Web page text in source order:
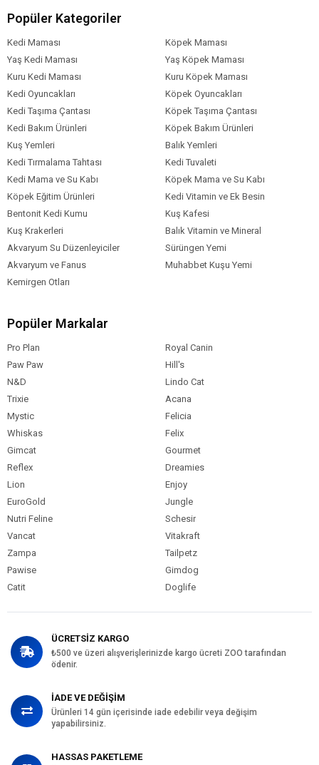
Kedi Irk Özelliği Tümüne Uygun
Popüler Kategoriler
Kedi Maması
Köpek Maması
Yaş Kedi Maması
Yaş Köpek Maması
Kuru Kedi Maması
Kuru Köpek Maması
Kedi Oyuncakları
Köpek Oyuncakları
Kedi Taşıma Çantası
Köpek Taşıma Çantası
Kedi Bakım Ürünleri
Köpek Bakım Ürünleri
Kuş Yemleri
Balık Yemleri
Kedi Tırmalama Tahtası
Kedi Tuvaleti
Kedi Mama ve Su Kabı
Köpek Mama ve Su Kabı
Köpek Eğitim Ürünleri
Kedi Vitamin ve Ek Besin
Bentonit Kedi Kumu
Kuş Kafesi
Kuş Krakerleri
Balık Vitamin ve Mineral
Akvaryum Su Düzenleyiciler
Sürüngen Yemi
Akvaryum ve Fanus
Muhabbet Kuşu Yemi
Kemirgen Otları
Popüler Markalar
Pro Plan
Royal Canin
Paw Paw
Hill's
N&D
Lindo Cat
Trixie
Acana
Mystic
Felicia
Whiskas
Felix
Gimcat
Gourmet
Reflex
Dreamies
Lion
Enjoy
EuroGold
Jungle
Nutri Feline
Schesir
Vancat
Vitakraft
Zampa
Tailpetz
Pawise
Gimdog
Catit
Doglife
ÜCRETSİZ KARGO
₺500 ve üzeri alışverişlerinizde kargo ücreti ZOO tarafından
ödenir.
İADE VE DEĞİŞİM
Ürünleri 14 gün içerisinde iade edebilir veya değişim
yapabilirsiniz.
HASSAS PAKETLEME